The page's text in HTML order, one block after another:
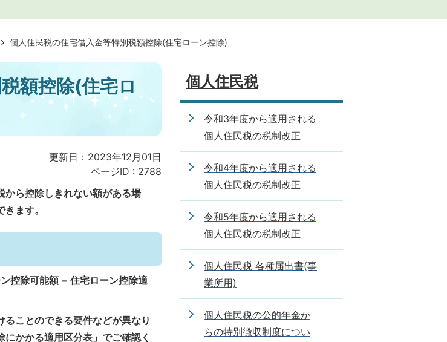
個人住民税の住宅借入金等特別税額控除(住宅ローン控除)
額控除(住宅ロ
更新日：2023年12月01日
ページID : 2788
から控除しきれない額がある場
ます。
控除可能額 − 住宅ローン控除適
ることのできる要件などが異なり
かかる適用区分表」でご確認く
個人住民税
令和3年度から適用される
個人住民税の税制改正
令和4年度から適用される
個人住民税の税制改正
令和5年度から適用される
個人住民税の税制改正
個人住民税 各種届出書(事
業所用)
個人住民税の公的年金か
らの特別徴収制度につい